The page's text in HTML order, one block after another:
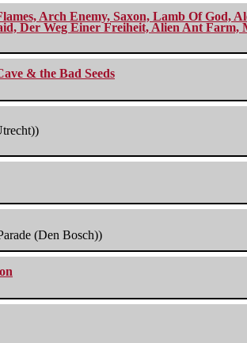
Arch Enemy, Saxon, Lamb Of God,
Der Weg Einer Freiheit, Alien Ant
& the Bad Seeds
(Den Bosch))